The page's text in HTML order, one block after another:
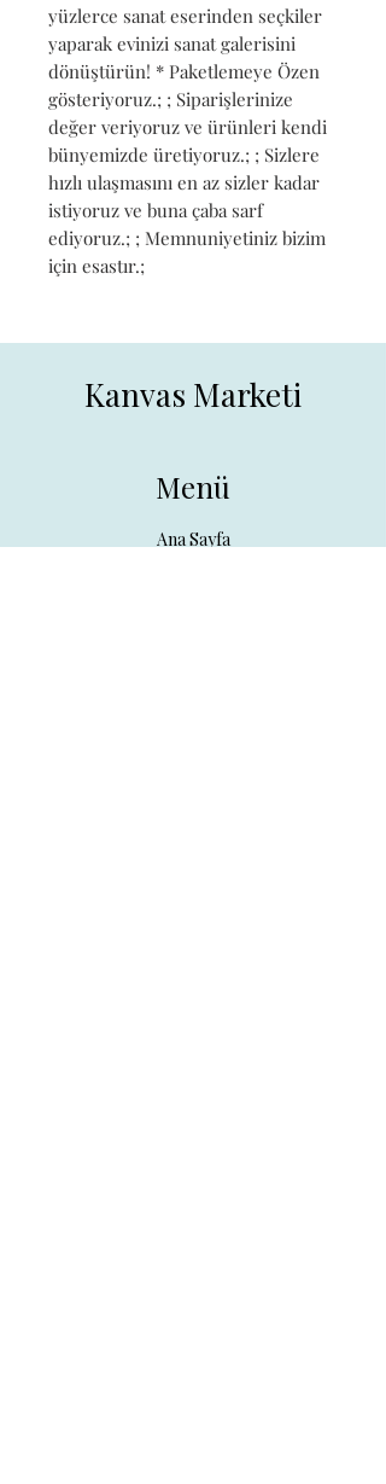
yüzlerce sanat eserinden seçkiler
yaparak evinizi sanat galerisini
dönüştürün! * Paketlemeye Özen
gösteriyoruz.; ; Siparişlerinize
değer veriyoruz ve ürünleri kendi
bünyemizde üretiyoruz.; ; Sizlere
hızlı ulaşmasını en az sizler kadar
istiyoruz ve buna çaba sarf
ediyoruz.; ; Memnuniyetiniz bizim
için esastır.;
Kanvas Marketi
Menü
Ana Sayfa